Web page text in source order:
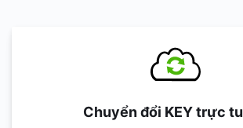
Chuyển đổi KEY trực